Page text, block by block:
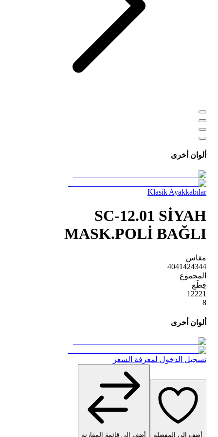
ألوان أخرى
Klasik Ayakkabılar
SC-12.01 SİYAH
MASK.POLİ BAĞLI
مقاس
4041424344
المجموع
قِطَع
12221
8
ألوان أخرى
تسجيل الدخول لمعرفة السعر
أضف إلى المفضلة أضف إلى قائمة المقارنة